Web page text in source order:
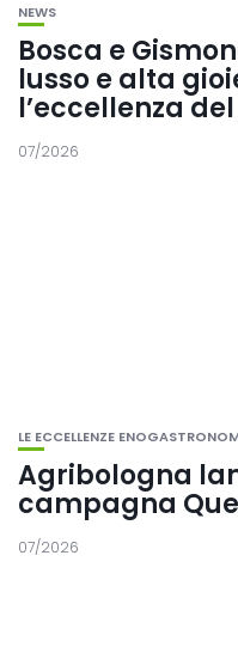
NEWS
Bosca e
lusso e alta
l’eccellenza
07/2026
LE ECCELLENZE
Agribologna
campagna
07/2026